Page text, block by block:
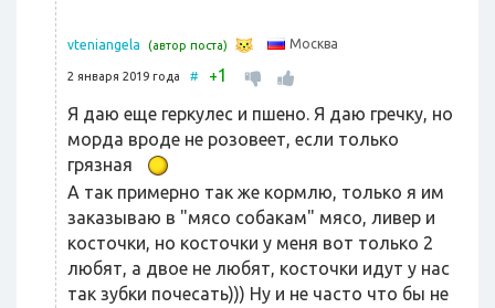
vteniangela (автор поста) Москва
2 января 2019 года # +1
Я даю еще геркулес и пшено. Я даю гречку, но
морда вроде не розовеет, если только
грязная
А так примерно так же кормлю, только я им
заказываю в "мясо собакам" мясо, ливер и
косточки, но косточки у меня вот только 2
любят, а двое не любят, косточки идут у нас
так зубки почесать))) Ну и не часто что бы не